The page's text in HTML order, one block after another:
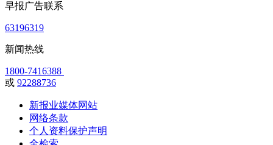
早报广告联系
63196319
新闻热线
1800-7416388
或 92288736
新报业媒体网站
网络条款
个人资料保护声明